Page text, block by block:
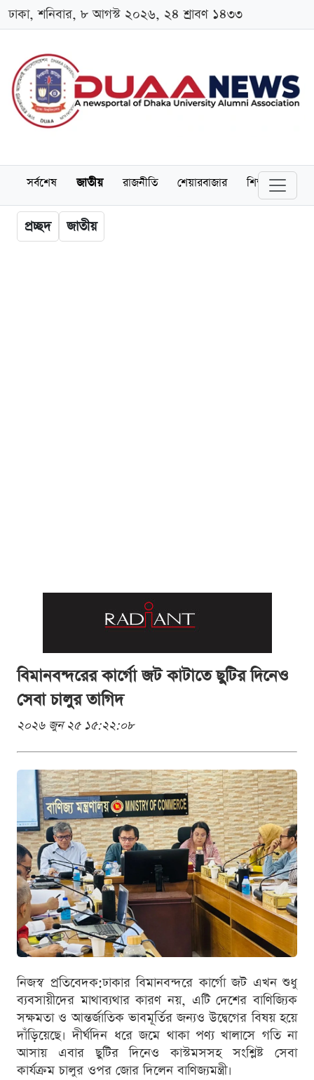
ঢাকা, শনিবার, ৮ আগস্ট ২০২৬, ২৪ শ্রাবণ ১৪৩৩
সর্বশেষ জাতীয় রাজনীতি শেয়ারবাজার শিক্ষা
প্রচ্ছদ জাতীয়
বিমানবন্দরের কার্গো জট কাটাতে ছুটির দিনেও
সেবা চালুর তাগিদ
২০২৬ জুন ২৫ ১৫:২২:০৮
নিজস্ব প্রতিবেদক:ঢাকার বিমানবন্দরে কার্গো জট এখন শুধু
ব্যবসায়ীদের মাথাব্যথার কারণ নয়, এটি দেশের বাণিজ্যিক
সক্ষমতা ও আন্তর্জাতিক ভাবমূর্তির জন্যও উদ্বেগের বিষয় হয়ে
দাঁড়িয়েছে। দীর্ঘদিন ধরে জমে থাকা পণ্য খালাসে গতি না
আসায় এবার ছুটির দিনেও কাস্টমসসহ সংশ্লিষ্ট সেবা
কার্যক্রম চালুর ওপর জোর দিলেন বাণিজ্যমন্ত্রী।